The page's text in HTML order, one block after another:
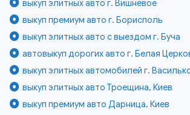
выкуп элитных авто г. Вишнёвое
выкуп премиум авто г. Борисполь
выкуп элитных авто с выездом г. Буча
автовыкуп дорогих авто г. Белая
выкуп элитных автомобилей г.
выкуп элитных авто Троещина, Киев
выкуп премиум авто Дарница, Киев